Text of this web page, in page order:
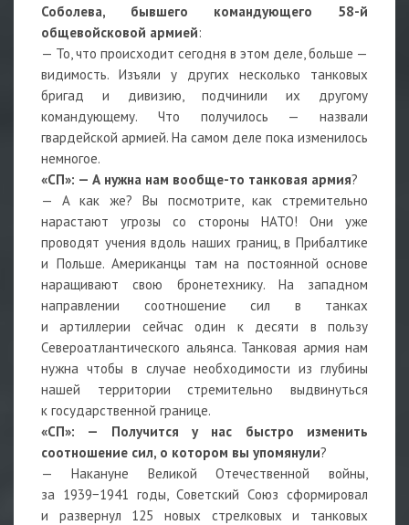
Соболева, бывшего командующего 58-й
общевойсковой армией:
— То, что происходит сегодня в этом деле, больше —
видимость. Изъяли у других несколько танковых
бригад и дивизию, подчинили их другому
командующему. Что получилось — назвали
гвардейской армией. На самом деле пока изменилось
немногое.
«СП»: — А нужна нам вообще-то танковая армия?
— А как же? Вы посмотрите, как стремительно
нарастают угрозы со стороны НАТО! Они уже
проводят учения вдоль наших границ, в Прибалтике
и Польше. Американцы там на постоянной основе
наращивают свою бронетехнику. На западном
направлении соотношение сил в танках
и артиллерии сейчас один к десяти в пользу
Североатлантического альянса. Танковая армия нам
нужна чтобы в случае необходимости из глубины
нашей территории стремительно выдвинуться
к государственной границе.
«СП»: — Получится у нас быстро изменить
соотношение сил, о котором вы упомянули?
— Накануне Великой Отечественной войны,
за 1939−1941 годы, Советский Союз сформировал
и развернул 125 новых стрелковых и танковых